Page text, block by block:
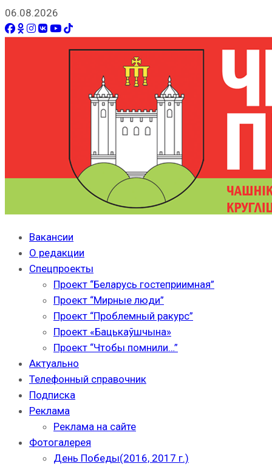
06.08.2026
Вакансии
О редакции
Спецпроекты
Проект “Беларусь гостеприимная”
Проект “Мирные люди”
Проект “Проблемный ракурс”
Проект «Бацькаўшчына»
Проект “Чтобы помнили…”
Актуально
Телефонный справочник
Подписка
Реклама
Реклама на сайте
Фотогалерея
День Победы(2016, 2017 г.)